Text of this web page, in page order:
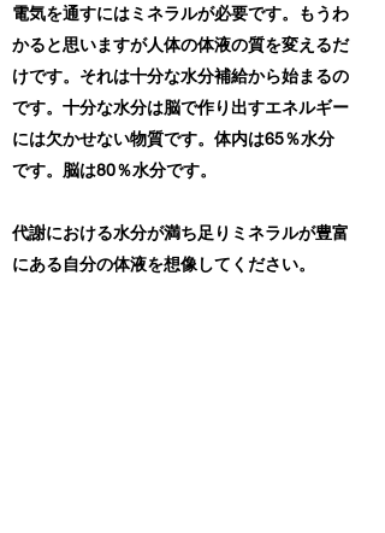
電気を通すにはミネラルが必要です。もうわ
かると思いますが人体の体液の質を変えるだ
けです。それは十分な水分補給から始まるの
です。十分な水分は脳で作り出すエネルギー
には欠かせない物質です。体内は65％水分
です。脳は80％水分です。
代謝における水分が満ち足りミネラルが豊富
にある自分の体液を想像してください。